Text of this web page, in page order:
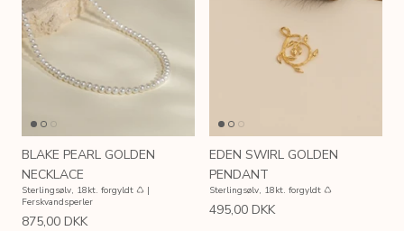
BLAKE PEARL GOLDEN
NECKLACE
Sterlingsølv, 18kt. forgyldt ♺ |
Ferskvandsperler
875,00 DKK
EDEN SWIRL GOLDEN
PENDANT
Sterlingsølv, 18kt. forgyldt ♺
495,00 DKK